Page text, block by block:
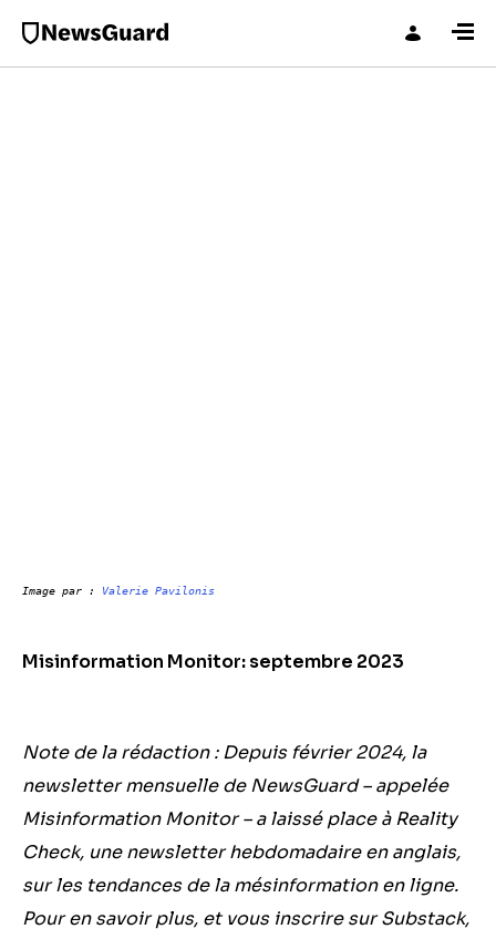
Image par : Valerie Pavilonis
Misinformation Monitor: septembre 2023
Note de la rédaction : Depuis février 2024, la
newsletter mensuelle de NewsGuard – appelée
Misinformation Monitor – a laissé place à Reality
Check, une newsletter hebdomadaire en anglais,
sur les tendances de la mésinformation en ligne.
Pour en savoir plus, et vous inscrire sur Substack,